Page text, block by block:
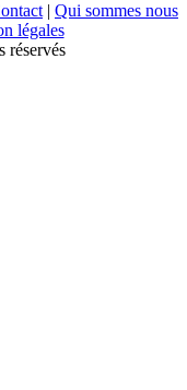
| Qui sommes nous
légales
réservés